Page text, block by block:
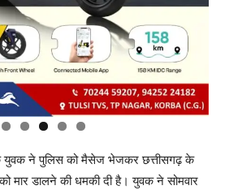
ने पुलिस को मैसेज भेजकर छत्तीसगढ़ के
मार डालने की धमकी दी है। युवक ने सोमवार